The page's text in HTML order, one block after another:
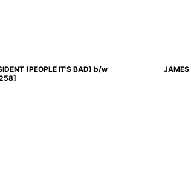
(PEOPLE IT'S BAD) b/w
]
JAMES